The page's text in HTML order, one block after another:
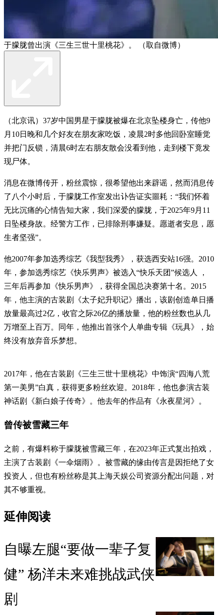
于朦胧曾出演《三生三世十里桃花》。 （取自微博）
（北京讯）37岁中国男星于朦胧被爆在北京坠楼身亡，传他9
月10日晚和几个好友在朋友家吃饭，凌晨2时多他回卧室睡觉
并把门反锁，清晨6时左右朋友散会没看到他，走到楼下竟发
现尸体。
消息在微博传开，粉丝震惊，很希望他出来辟谣，然而消息传
了八个小时后，于朦胧工作室发出讣告证实噩耗：“我们怀着
无比沉痛的心情告知大家，我们深爱的朦胧，于2025年9月11
日坠楼身故。经警方工作，已排除刑事嫌疑。愿逝者安息，愿
生者坚强”。
他2007年参加选秀综艺《我型我秀》，获选西安站16强。2010
年，参加选秀综艺《快乐男声》被选入“快乐天团”候选人 ，
三年后再参加《快乐男声》，获得全国总决赛第十名。2015
年，他主演的古装剧《太子妃升职记》播出，该剧创造单日播
放量最高过2亿，收官之际26亿的播放量，他的粉丝数也从几
万增至上百万。同年，他推出首张个人单曲专辑《玩具》，始
终没有放弃音乐梦想。
2017年，他在古装剧《三生三世十里桃花》中饰演“四海八荒
第一美男”白真，获得更多粉丝欢迎。2018年，他也参演古装
神话剧《新白娘子传奇》。他去年的作品有《永夜星河》。
曾传被雪藏三年
之前，有爆料称于朦胧被雪藏三年，在2023年正式复出拍戏，
主演了古装剧《一伞烟雨》。被雪藏的缘由传言是因拒绝了女
投资人，但也有粉丝称是其上海天娱公司资源分配出问题，对
其不够重视。
延伸阅读
自曝左腿“要做一辈子复
健” 杨洋未来难挑战武侠
剧